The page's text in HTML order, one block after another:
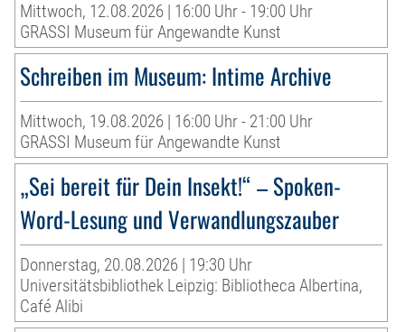
Mittwoch, 12.08.2026 | 16:00 Uhr - 19:00 Uhr
GRASSI Museum für Angewandte Kunst
Schreiben im Museum: Intime Archive
Mittwoch, 19.08.2026 | 16:00 Uhr - 21:00 Uhr
GRASSI Museum für Angewandte Kunst
„Sei bereit für Dein Insekt!“ – Spoken-
Word-Lesung und Verwandlungszauber
Donnerstag, 20.08.2026 | 19:30 Uhr
Universitätsbibliothek Leipzig: Bibliotheca Albertina,
Café Alibi